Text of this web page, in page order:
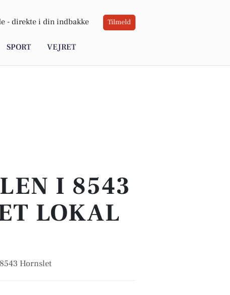
- direkte i din indbakke Tilmeld
SPORT VEJRET
I 8543
LOKAL
Hornslet